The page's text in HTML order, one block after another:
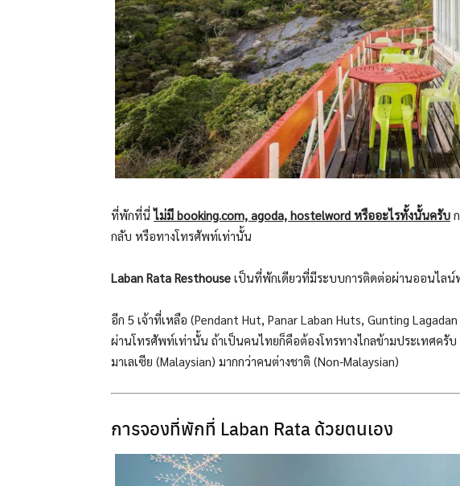
ที่พักที่นี่ไม่มี booking.com, agoda, hostelword หรืออะไรทั้งนั้นครับ
กลับ หรือทางโทรศัพท์เท่านั้น
Laban Rata Resthouse เป็นที่พักเดียวที่มีระบบการติดต่อผ่านออนไลน์
อีก 5 เจ้าที่เหลือ (Pendant Hut, Panar Laban Huts, Gunting
ผ่านโทรศัพท์เท่านั้น ถ้าเป็นคนไทยก็คือต้องโทรทางไกลข้ามประเทศค
มาเลเซีย (Malaysian) มากกว่าคนต่างชาติ (Non-Malaysian)
การจองที่พักที่ Laban Rata ด้วยตนเอง